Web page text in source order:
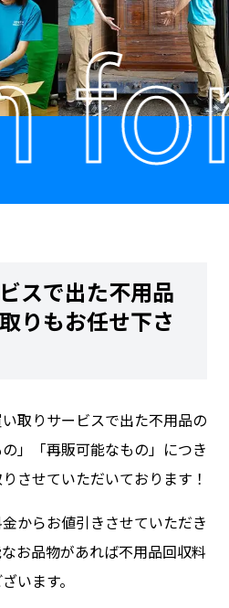
スで出た不用品
りもお任せ下さ
取りサービスで出た不用品の
」「再販可能なもの」につき
させていただいております！
からお値引きさせていただき
お品物があれば不用品回収料
います。